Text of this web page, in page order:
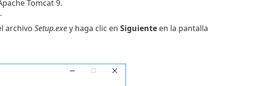
Tomcat 9.
.
archivo Setup.exey haga clic en Siguienteen la pantalla